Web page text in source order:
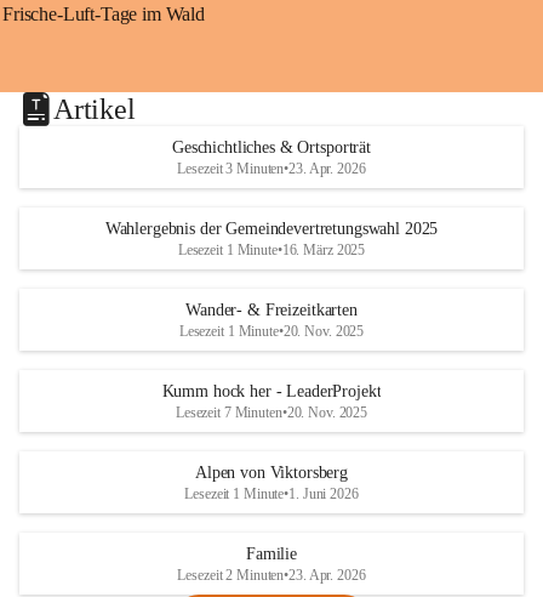
Frische-Luft-Tage im Wald
Artikel
Geschichtliches & Ortsporträt
Lesezeit 3 Minuten•23. Apr. 2026
Wahlergebnis der Gemeindevertretungswahl 2025
Lesezeit 1 Minute•16. März 2025
Wander- & Freizeitkarten
Lesezeit 1 Minute•20. Nov. 2025
Kumm hock her - LeaderProjekt
Lesezeit 7 Minuten•20. Nov. 2025
Alpen von Viktorsberg
Lesezeit 1 Minute•1. Juni 2026
Familie
Lesezeit 2 Minuten•23. Apr. 2026